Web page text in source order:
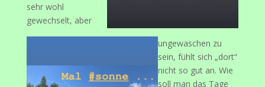
sehr wohl
gewechselt, aber
ungewaschen zu
sein, fühlt sich „dort“
nicht so gut an. Wie
soll man das Tage